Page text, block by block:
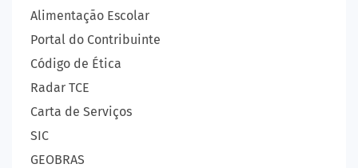
Alimentação Escolar
Portal do Contribuinte
Código de Ética
Radar TCE
Carta de Serviços
SIC
GEOBRAS